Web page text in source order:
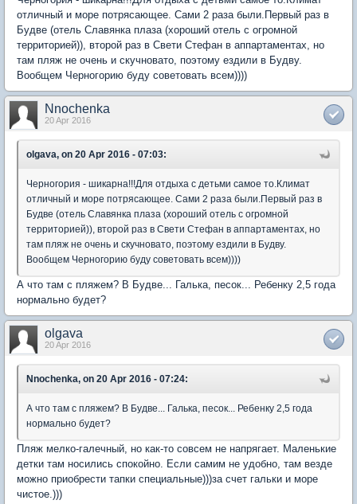
отличный и море потрясающее. Сами 2 раза были.Первый раз в
Будве (отель Славянка плаза (хороший отель с огромной
территорией)), второй раз в Свети Стефан в аппартаментах, но
там пляж не очень и скучновато, поэтому ездили в Будву.
Вообщем Черногорию буду советовать всем))))
Nnochenka
20 Apr 2016
olgava, on 20 Apr 2016 - 07:03:
Черногория - шикарна!!!Для отдыха с детьми самое то.Климат
отличный и море потрясающее. Сами 2 раза были.Первый раз в
Будве (отель Славянка плаза (хороший отель с огромной
территорией)), второй раз в Свети Стефан в аппартаментах, но
там пляж не очень и скучновато, поэтому ездили в Будву.
Вообщем Черногорию буду советовать всем))))
А что там с пляжем? В Будве... Галька, песок... Ребенку 2,5 года
нормально будет?
olgava
20 Apr 2016
Nnochenka, on 20 Apr 2016 - 07:24:
А что там с пляжем? В Будве... Галька, песок... Ребенку 2,5 года
нормально будет?
Пляж мелко-галечный, но как-то совсем не напрягает. Маленькие
детки там носились спокойно. Если самим не удобно, там везде
можно приобрести тапки специальные)))за счет гальки и море
чистое.)))